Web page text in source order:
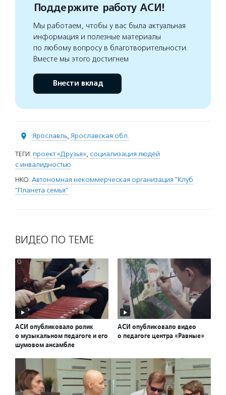
Поддержите работу АСИ!
Мы работаем, чтобы у вас была актуальная
информация и полезные материалы
по любому вопросу в благотворительности.
Вместе мы этого достигнем
Внести вклад
Ярославль, Ярославская обл.
ТЕГИ: проект «Друзья», социализация людей
с инвалидностью
НКО: Автономная некоммерческая организация "Клуб
"Планета семья"
ВИДЕО ПО ТЕМЕ
АСИ опубликовало ролик
о музыкальном педагоге и его
шумовом ансамбле
АСИ опубликовало видео
о педагоге центра «Равные»